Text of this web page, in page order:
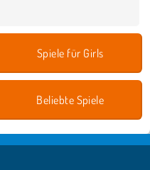
Spiele für Girls
Beliebte Spiele